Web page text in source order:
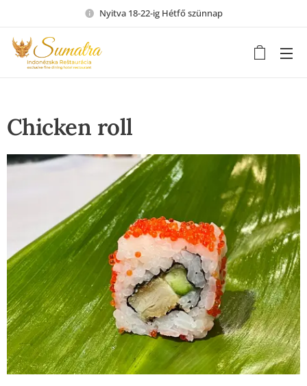
Nyitva 18-22-ig Hétfő szünnap
Chicken roll